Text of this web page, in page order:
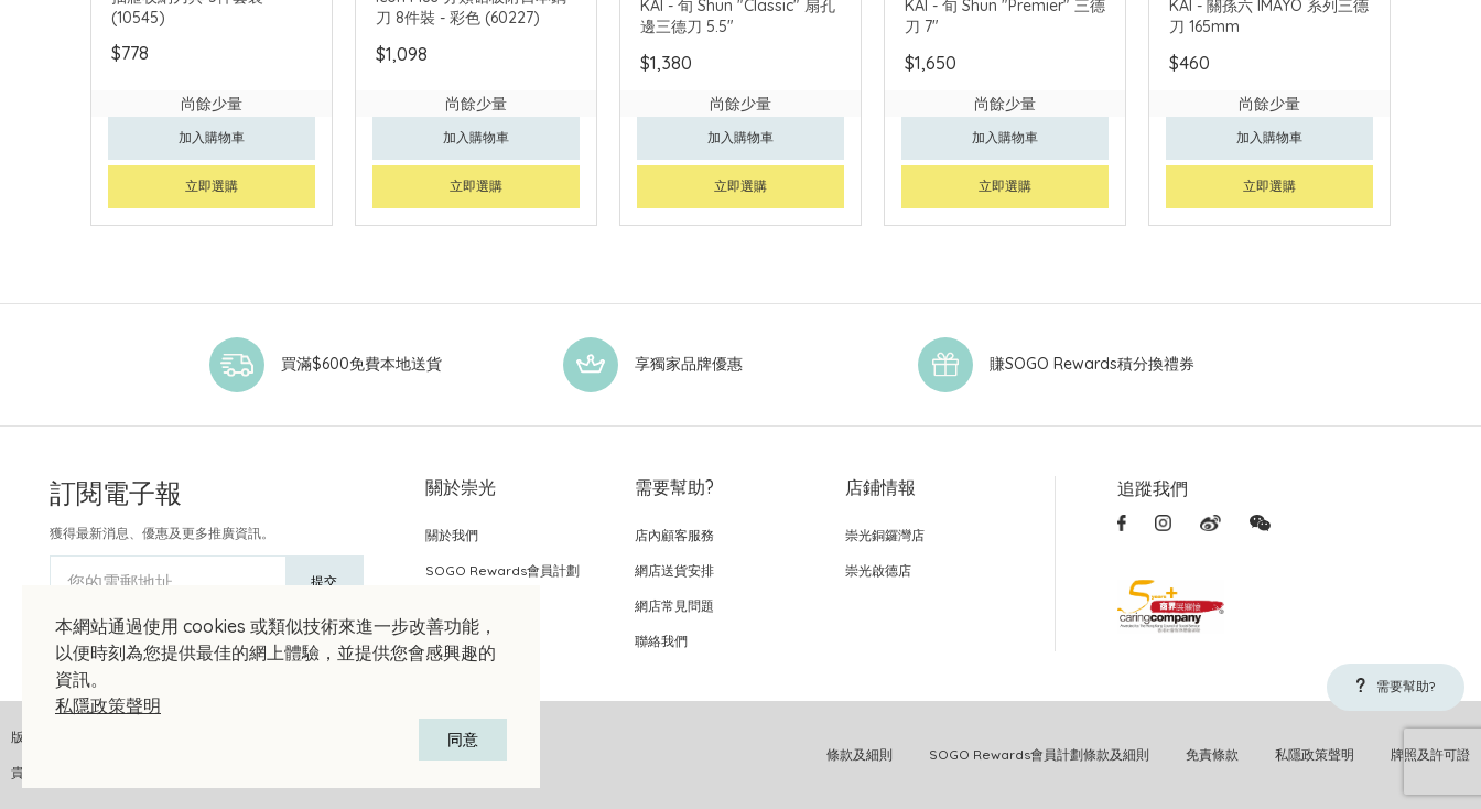
(10545)
$778
尚餘少量
加入購物車
立即選購
刀 8件裝 - 彩色 (60227)
$1,098
尚餘少量
加入購物車
立即選購
KAI - 旬 Shun "Classic" 扇孔
邊三德刀 5.5"
$1,380
尚餘少量
加入購物車
立即選購
KAI - 旬 Shun "Premier" 三德
刀 7"
$1,650
尚餘少量
加入購物車
立即選購
KAI - 關孫六 IMAYO 系列三德
刀 165mm
$460
尚餘少量
加入購物車
立即選購
本網站通過使用 cookies 或類似技術來進一步改善功能，
以便時刻為您提供最佳的網上體驗，並提供您會感興趣的
資訊。
私隱政策聲明
同意
需要幫助?
買滿$600免費本地送貨 享獨家品牌優惠 賺SOGO Rewards積分換禮券
訂閱電子報
獲得最新消息、優惠及更多推廣資訊。
您的電郵地址 提交
關於崇光
關於我們
SOGO Rewards會員計劃
需要幫助?
店內顧客服務
網店送貨安排
網店常見問題
聯絡我們
店鋪情報
崇光銅鑼灣店
崇光啟德店
追蹤我們
版權聲明 © 2026 崇光(香港)百貨有限公司 版權所有 不得轉載
貴金屬及寶石A類註冊交易商號碼︰A-B-24-01-04905
條款及細則 SOGO Rewards會員計劃條款及細則 免責條款 私隱政策聲明 牌照及許可證